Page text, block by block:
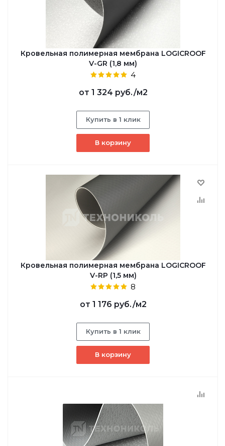
Кровельная полимерная мембрана LOGICROOF
V-GR (1,8 мм)
4
от 1 324 руб./м2
Купить в 1 клик
В корзину
Кровельная полимерная мембрана LOGICROOF
V-RP (1,5 мм)
8
от 1 176 руб./м2
Купить в 1 клик
В корзину